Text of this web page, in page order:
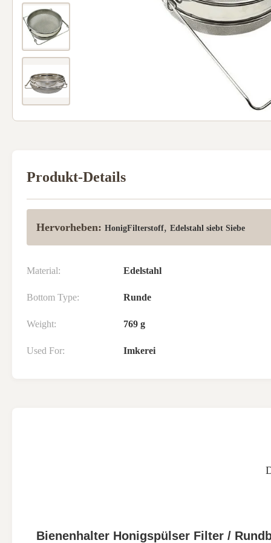
Produkt-Details
Hervorheben: HonigFilterstoff, Edelstahl siebt Siebe
Material: Edelstahl
Bottom Type: Runde
Weight: 769 g
Used For: Imkerei
Bienenhalter Honigspülser Filter /